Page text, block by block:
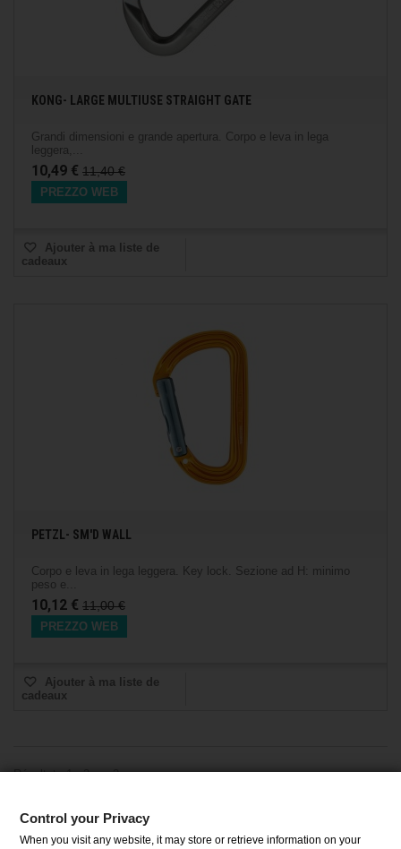
KONG- LARGE MULTIUSE STRAIGHT GATE
Grandi dimensioni e grande apertura. Corpo e leva in lega
leggera,...
10,49 € 11,40 €
PREZZO WEB
Ajouter à ma liste de
cadeaux
PETZL- SM'D WALL
Corpo e leva in lega leggera. Key lock. Sezione ad H: minimo
peso e...
10,12 € 11,00 €
PREZZO WEB
Ajouter à ma liste de
cadeaux
Résultats 1 - 3 sur 3.
CATÉGORIES
Control your Privacy
When you visit any website, it may store or retrieve information on your